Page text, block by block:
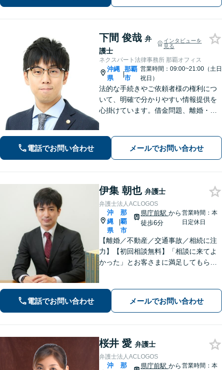
下間 俊哉 弁
護士
インタビューを
見る
ネクスパート法律事務所 那覇オフィス
沖縄
県
|
那覇
市
営業時間：09:00~21:00（土日
祝日）
法的な手続きやご依頼者様の権利につ
いて、明確で分かりやすい情報提供を
心掛けています。借金問題、離婚・男
来を明るいものにするお手伝いをさせ
ていただきます。【分割払い可】
電話でお問い合わせ メールでお問い合わせ
伊集 朝也 弁護士
弁護士法人ACLOGOS
沖
縄
県
|
那
覇
市
県庁前駅 から
徒歩6分
営業時間：本
日定休日
【離婚／不動産／交通事故／相続に注
力】【初回相談無料】「相談に来てよ
かった」とお客さまに満足してもらう
く、丁寧なヒアリングで皆様のお気持
ちに寄り添います。
電話でお問い合わせ メールでお問い合わせ
桜井 愛 弁護士
弁護士法人ACLOGOS
沖
那
県庁前駅 から 営業時間：本